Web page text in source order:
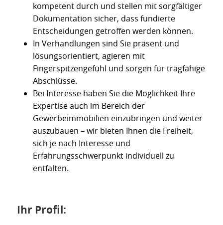
kompetent durch und stellen mit sorgfältiger
Dokumentation sicher, dass fundierte
Entscheidungen getroffen werden können.
In Verhandlungen sind Sie präsent und
lösungsorientiert, agieren mit
Fingerspitzengefühl und sorgen für tragfähige
Abschlüsse.
Bei Interesse haben Sie die Möglichkeit Ihre
Expertise auch im Bereich der
Gewerbeimmobilien einzubringen und weiter
auszubauen – wir bieten Ihnen die Freiheit,
sich je nach Interesse und
Erfahrungsschwerpunkt individuell zu
entfalten.
Ihr Profil: